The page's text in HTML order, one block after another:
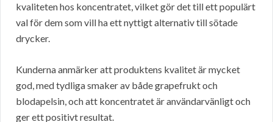
kvaliteten hos koncentratet, vilket gör det till ett populärt
val för dem som vill ha ett nyttigt alternativ till sötade
drycker.
Kunderna anmärker att produktens kvalitet är mycket
god, med tydliga smaker av både grapefrukt och
blodapelsin, och att koncentratet är användarvänligt och
ger ett positivt resultat.